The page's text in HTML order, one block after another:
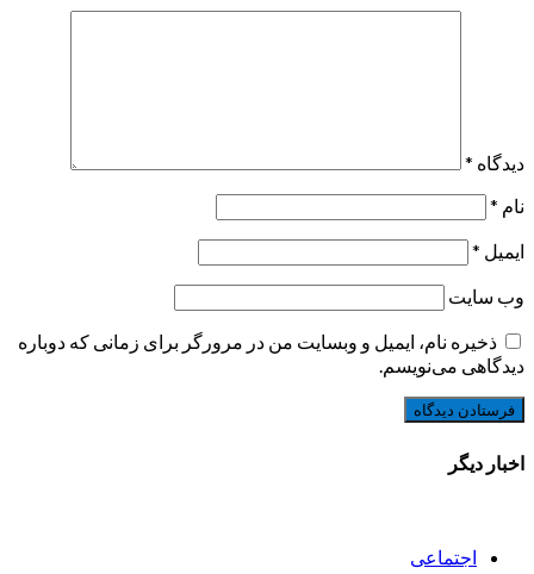
دیدگاه *
نام *
ایمیل *
وب‌ سایت
ذخیره نام، ایمیل و وبسایت من در مرورگر برای زمانی که دوباره
دیدگاهی می‌نویسم.
اخبار دیگر
اجتماعی